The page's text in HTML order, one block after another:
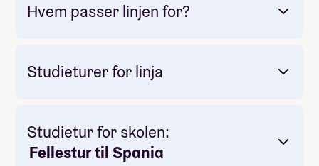
Hvem passer linjen for?
Studieturer for linja
Obligatorisk: Ja
Pris: Inkludert i linjepris
Varighet: 4 uker
Studietur for skolen:
Fellestur til Spania